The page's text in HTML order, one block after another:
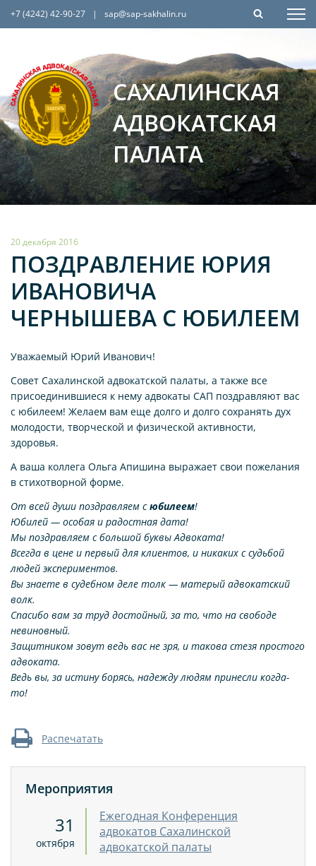
+7 (4242) 42-90-27 | sap@sap-sakhalin.ru
САХАЛИНСКАЯ
АДВОКАТСКАЯ
ПАЛАТА
20 декабря 2016
ПОЗДРАВЛЕНИЕ ЮРИЯ
ИВАНОВИЧА
ЧЕРНЫШЕВА С ЮБИЛЕЕМ
Уважаемый Юрий Иванович!
Совет Сахалинской адвокатской палаты, а также все
присоединившиеся к нему адвокаты САП поздравляют вас
с юбилеем! Желаем вам еще долго и долго сохранять дух
молодости, творческой и физической активности,
здоровья.
А ваша коллега Ольга Апишина выражает свои пожелания
в стихотворной форме.
От всей души поздравляем сюбилеем!
Юбилей — особая и радостная дата!
Мы поздравляем с большой буквы Адвоката!
Всегда в цене и первый для клиентов, и никаких с судьбой
людей экспериментов.
Вы знаете в судебном деле толк — матерый адвокатский
волк.
Спасибо вам за труд достойный, за то, что на свободе
невиновный.
Защитником зовут ведь вас не зря, и такова стезя простого
адвоката.
Ведь вы, за истину борясь, надежду людям принесли когда-
то!
Распечатать
Мероприятия
31
октября
Ежегодная Конференция
адвокатов Сахалинской
адвокатской палаты